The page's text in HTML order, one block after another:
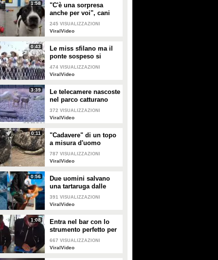
1:58
"C'è una sorpresa
anche per voi", cani
abbandonati scelgono
il loro regalo di Natale
245 VISUALIZZAZIONI
ViralVideo
0:43
Le miss sfilano ma il
ponte sospeso si
rompe facendole
cadere giù
474 VISUALIZZAZIONI
ViralVideo
3:39
Le telecamere nascoste
nel parco catturano
uno spettacolo
naturale mozzafiato
372 VISUALIZZAZIONI
ViralVideo
0:11
"Cadavere" di un topo
a misura d'uomo
ritrovato nelle fogne:
poi si scopre di cosa si
787 VISUALIZZAZIONI
ViralVideo
0:56
Due uomini salvano
una tartaruga dalle
fauci di uno squalo
tigre affamato
391 VISUALIZZAZIONI
ViralVideo
1:08
Entra nel bar con lo
strumento perfetto per
consumare la
colazione da asporto
667 VISUALIZZAZIONI
ViralVideo